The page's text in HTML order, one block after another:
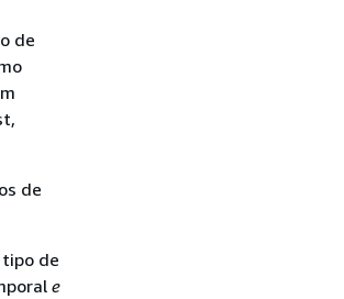
de
de
de
e